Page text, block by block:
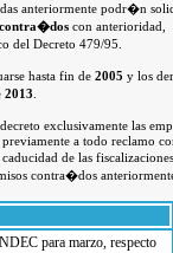
anteriormente podr�n
con anterioridad,
del Decreto 479/95.
hasta fin de 2005 y los
2013
exclusivamente las
a todo reclamo
de las
contra�dos
para marzo, respecto